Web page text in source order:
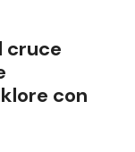
cruce
con